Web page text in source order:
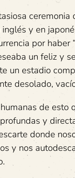
ceremonia
y en
por haber
un feliz y
un estadio
desolado,
de esto
y
donde
y nos